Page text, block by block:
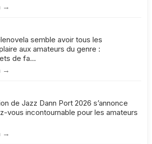
→
semble avoir tous les
aux amateurs du genre :
de fa...
→
de Jazz Dann Port 2026 s’annonce
vous incontournable pour les amateurs
→